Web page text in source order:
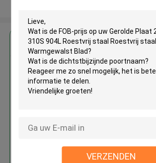
VERZENDEN
Krijg de beste prijs
Gerolde Plaat
904L Roestvrij
staal Warmgewalst
Doorgaan